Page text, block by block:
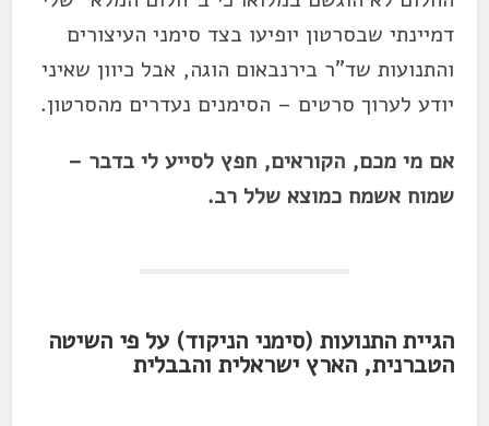
דמיינתי שבסרטון יופיעו בצד סימני העיצורים
והתנועות שד"ר בירנבאום הוגה, אבל כיוון שאיני
יודע לערוך סרטים – הסימנים נעדרים מהסרטון.
אם מי מכם, הקוראים, חפץ לסייע לי בדבר –
שמוח אשמח כמוצא שלל רב.
הגיית התנועות (סימני הניקוד) על פי השיטה
הטברנית, הארץ ישראלית והבבלית